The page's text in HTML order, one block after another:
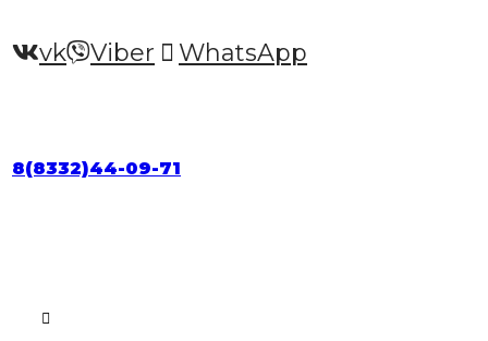
vk Viber WhatsApp
8(8332)44-09-71